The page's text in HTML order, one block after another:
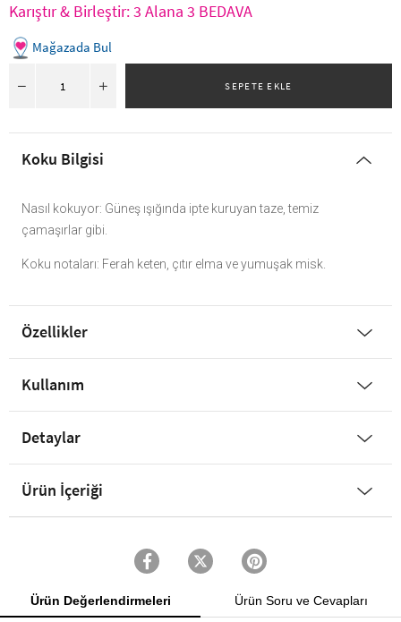
Karıştır & Birleştir: 3 Alana 3 BEDAVA
Mağazada Bul
Koku Bilgisi
Nasıl kokuyor: Güneş ışığında ipte kuruyan taze, temiz
çamaşırlar gibi.
Koku notaları: Ferah keten, çıtır elma ve yumuşak misk.
Özellikler
Kullanım
Detaylar
Ürün İçeriği
Ürün Değerlendirmeleri Ürün Soru ve Cevapları